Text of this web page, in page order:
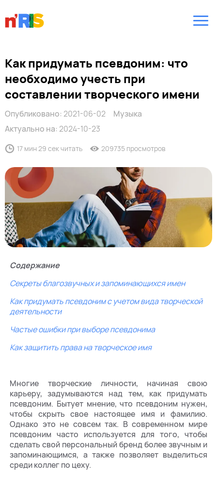
Как придумать псевдоним: что
необходимо учесть при
составлении творческого имени
Опубликовано: 2021-06-02
Актуально на: 2024-10-23
Музыка
17 мин 29 сек читать 209735 просмотров
Содержание
Секреты благозвучных и запоминающихся имен
Как придумать псевдоним с учетом вида творческой
деятельности
Частые ошибки при выборе псевдонима
Как защитить права на творческое имя
Многие творческие личности, начиная свою
карьеру, задумываются над тем, как придумать
псевдоним. Бытует мнение, что псевдоним нужен,
чтобы скрыть свое настоящее имя и фамилию.
Однако это не совсем так. В современном мире
псевдоним часто используется для того, чтобы
сделать свой персональный бренд более звучным и
запоминающимся, а также позволяет выделиться
среди коллег по цеху.